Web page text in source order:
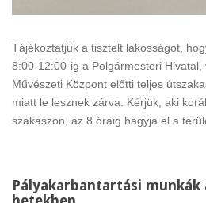
Tájékoztatjuk a tisztelt lakosságot,
8:00-12:00-ig a Polgármesteri
Művészeti Központ előtti teljes
miatt le lesznek zárva. Kérjük, aki
szakaszon, az 8 óráig hagyja el a
Pályakarbantartási munkák